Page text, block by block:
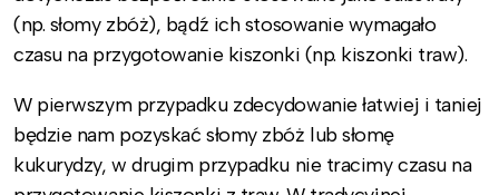
(np. słomy zbóż), bądź ich stosowanie wymagało
czasu na przygotowanie kiszonki (np. kiszonki traw).
W pierwszym przypadku zdecydowanie łatwiej i taniej
będzie nam pozyskać słomy zbóż lub słomę
kukurydzy, w drugim przypadku nie tracimy czasu na